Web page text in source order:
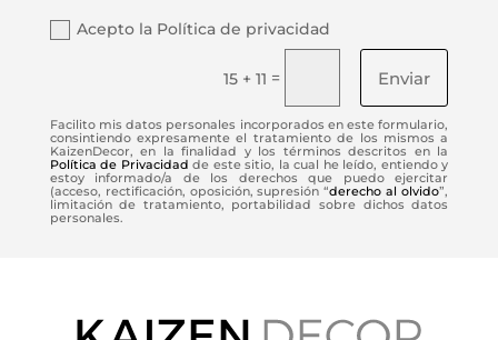
Acepto la Política de privacidad
15 + 11 = Enviar
Facilito mis datos personales incorporados en este formulario,
consintiendo expresamente el tratamiento de los mismos a
KaizenDecor, en la finalidad y los términos descritos en la
Política de Privacidad de este sitio, la cual he leído, entiendo y
estoy informado/a de los derechos que puedo ejercitar
(acceso, rectificación, oposición, supresión “derecho al olvido”,
limitación de tratamiento, portabilidad sobre dichos datos
personales.